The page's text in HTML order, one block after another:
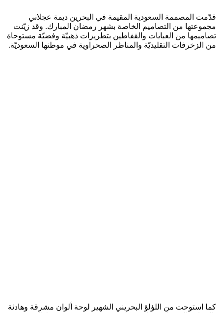
قدّمت المصممة السعودية المقيمة في البحرين ديمة عجلاني
مجموعتها من التصاميم الخاصة بشهر رمضان المبارك. وقد زيّنت
تصاميمها من العبايات والقفاطين بتطريزات ذهبيّة وفضيّة مستوحاة
من الزخرفات التقليديّة والمناظر الصحراوية في موطنها السعوديّة.
كما استوحت من اللؤلؤ البحريني الشهير لوحة ألوان مشرقة وهادئة